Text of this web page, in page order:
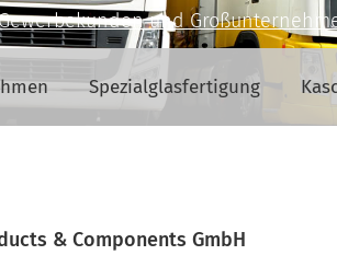
und
Spezialglasfertigung
& Components GmbH